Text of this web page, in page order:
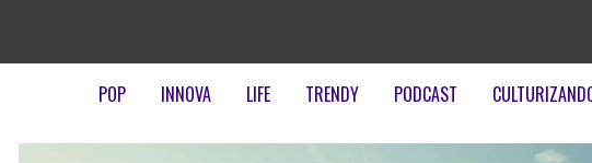
POP INNOVA LIFE TRENDY PODCAST